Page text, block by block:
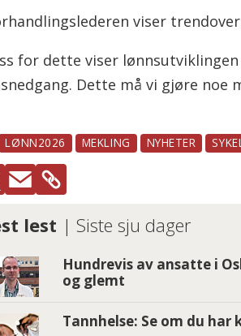
viser
for dette viser
Dette må vi gjøre noe
LØNN2026 MEKLING NYHETER
lest | Siste sju dager
Hundrevis av ansatte i
og glemt
Tannhelse: Se om du